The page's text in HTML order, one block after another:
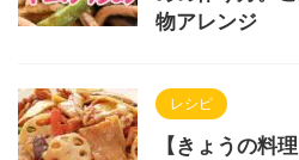
物アレンジ
レシピ
【きょうの料